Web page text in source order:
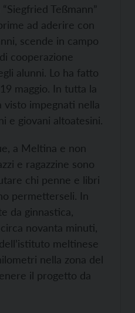
Teßmann”
ad aderire con
scende in campo
cooperazione
alunni. Lo ha fatto
maggio. In tutta la
visto impegnati nella
e giovani altoatesini.
a Meltina e non
e ragazzine sono
chi penne e libri
permetterseli. In
da ginnastica,
novanta minuti,
meltinese
nella zona del
il progetto da